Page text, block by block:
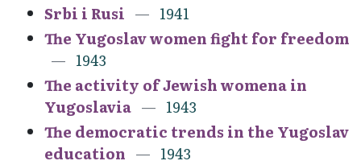
Srbi i Rusi
1941
The Yugoslav women fight for freedom
1943
The activity of Jewish womena in
Yugoslavia
1943
The democratic trends in the Yugoslav
education
1943